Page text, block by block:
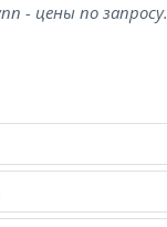
- цены по запросу.